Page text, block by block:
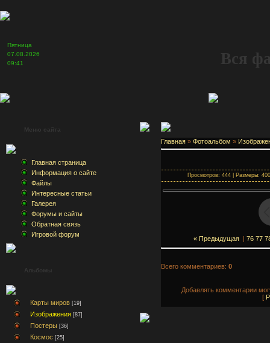
Пятница
07.08.2026
09:41
Вся
Меню сайта
Главная страница
Информация о сайте
Файлы
Интересные статьи
Галерея
Форумы и сайты
Обратная связь
Игровой форум
Альбомы
Карты миров [19]
Изображения [87]
Постеры [36]
Космос [25]
Главная » Фотоальбом »
Просмотров: 444 | Размеры:
« Предыдущая | 76 77
Всего комментариев: 0
Добавлять комментарии
[